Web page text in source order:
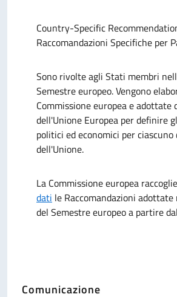
Country-Specific
Raccomandazioni Specifiche per
Sono rivolte agli Stati membri
Semestre europeo. Vengono
Commissione europea e adottate
dell'Unione Europea per definire
politici ed economici per
dell'Unione.
La Commissione europea
dati le Raccomandazioni adottate
del Semestre europeo a partire
Comunicazione